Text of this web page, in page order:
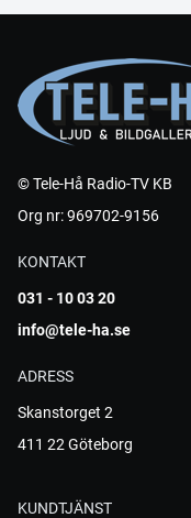
© Tele-Hå Radio-TV KB
Org nr: 969702-9156
KONTAKT
031 - 10 03 20
info@tele-ha.se
ADRESS
Skanstorget 2
411 22 Göteborg
KUNDTJÄNST